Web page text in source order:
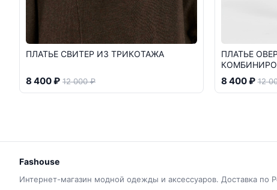
ПЛАТЬЕ СВИТЕР ИЗ ТРИКОТАЖА
8 400 ₽ 12 000 ₽
ПЛАТЬЕ
8 400 ₽ 12
Fashouse
Интернет-магазин модной одежды и аксессуаров. Доставка по